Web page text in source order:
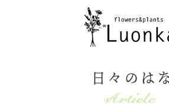
日々のは